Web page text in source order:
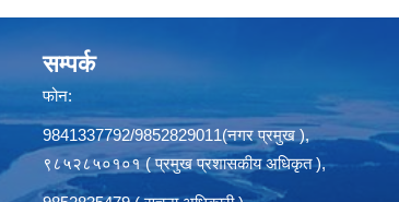
सम्पर्क
फोन:
9841337792/9852829011(नगर प्रमुख ),
९८५२८५०१०१ ( प्रमुख प्रशासकीय अधिकृत ),